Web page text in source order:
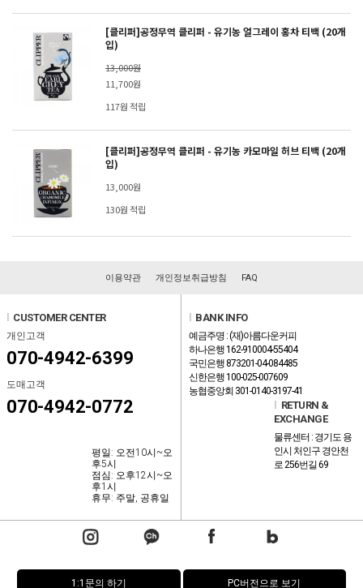
[클리퍼]공정무역 클리퍼 - 유기농 얼그레이 홍차 티백 (20개
입)
13,000원
11,700원
117원 적립
[클리퍼]공정무역 클리퍼 - 유기농 카모마일 허브 티백 (20개
입)
13,000원
130원 적립
이용약관 개인정보취급방침 FAQ
CUSTOMER CENTER
개인고객
070-4942-6399
도매고객
070-4942-0772
평일: 오전10시~오
후5시
점심: 오후12시~오
후1시
휴무: 주말, 공휴일
BANK INFO
예금주명 : (재)아름다운커피
하나은행 162-910004-55404
국민은행 873201-04-084485
신한은행 100-025-007609
농협중앙회 301-0140-3197-41
RETURN &
EXCHANGE
물류센터 : 경기도 용
인시 처인구 경안천
로 256번길 69
1:1문의 하기 PC버전으로 보기